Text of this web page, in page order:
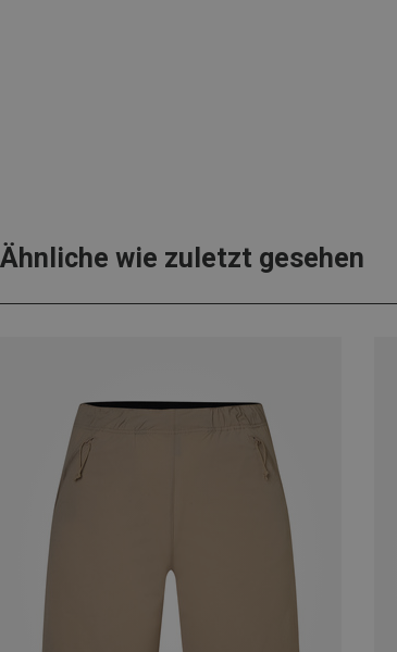
Ähnliche wie zuletzt gesehen